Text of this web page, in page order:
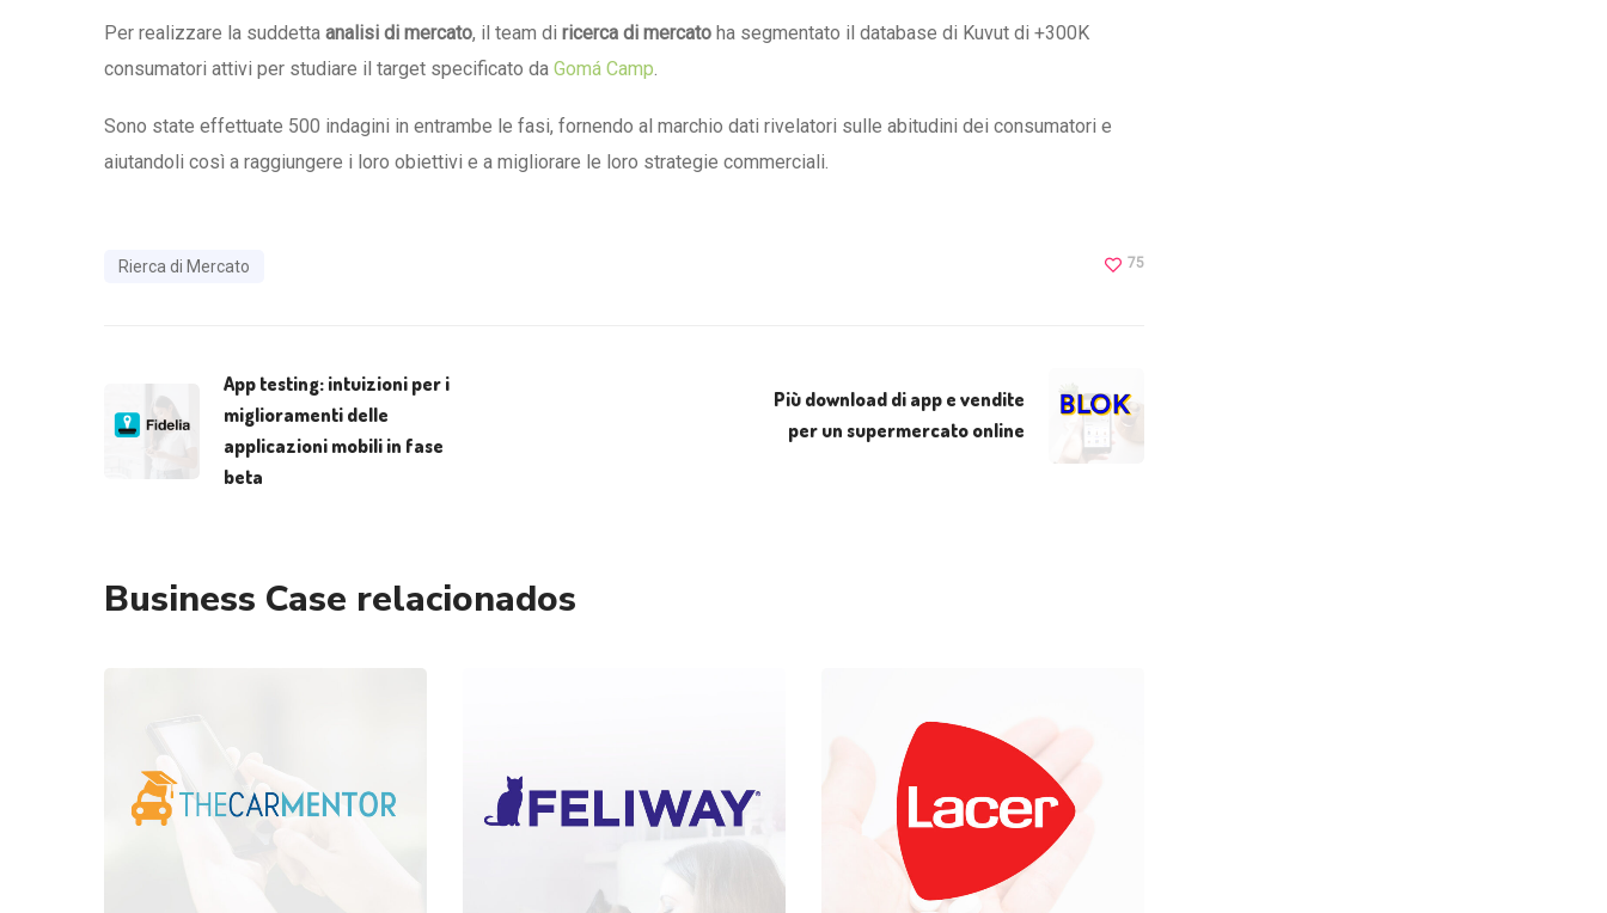
Per realizzare la suddetta analisi di mercato, il team di ricerca di mercato ha segmentato il database di Kuvut di +300K
consumatori attivi per studiare il target specificato da Gomá Camp.
Sono state effettuate 500 indagini in entrambe le fasi, fornendo al marchio dati rivelatori sulle abitudini dei consumatori e
aiutandoli così a raggiungere i loro obiettivi e a migliorare le loro strategie commerciali.
Rierca di Mercato 75
App testing: intuizioni per i
miglioramenti delle
applicazioni mobili in fase
beta
Più download di app e vendite
per un supermercato online